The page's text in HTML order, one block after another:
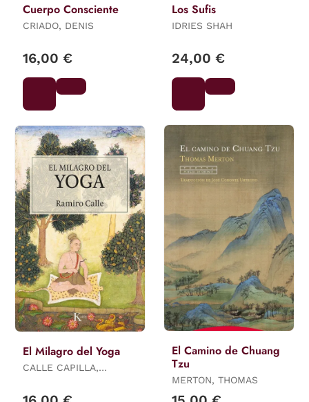
Cuerpo Consciente
CRIADO, DENIS
16,00 €
Los Sufis
IDRIES SHAH
24,00 €
El Milagro del Yoga
CALLE CAPILLA,
El Camino de Chuang
Tzu
MERTON, THOMAS